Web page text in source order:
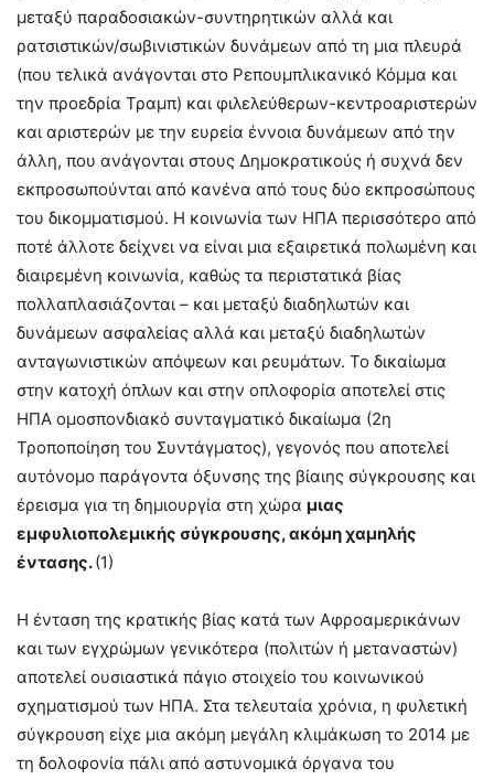
μεταξύ παραδοσιακών-συντηρητικών αλλά και
ρατσιστικών/σωβινιστικών δυνάμεων από τη μια πλευρά
(που τελικά ανάγονται στο Ρεπουμπλικανικό Κόμμα και
την προεδρία Τραμπ) και φιλελεύθερων-κεντροαριστερών
και αριστερών με την ευρεία έννοια δυνάμεων από την
άλλη, που ανάγονται στους Δημοκρατικούς ή συχνά δεν
εκπροσωπούνται από κανένα από τους δύο εκπροσώπους
του δικομματισμού. Η κοινωνία των ΗΠΑ περισσότερο από
ποτέ άλλοτε δείχνει να είναι μια εξαιρετικά πολωμένη και
διαιρεμένη κοινωνία, καθώς τα περιστατικά βίας
πολλαπλασιάζονται – και μεταξύ διαδηλωτών και
δυνάμεων ασφαλείας αλλά και μεταξύ διαδηλωτών
ανταγωνιστικών απόψεων και ρευμάτων. Το δικαίωμα
στην κατοχή όπλων και στην οπλοφορία αποτελεί στις
ΗΠΑ ομοσπονδιακό συνταγματικό δικαίωμα (2η
Τροποποίηση του Συντάγματος), γεγονός που αποτελεί
αυτόνομο παράγοντα όξυνσης της βίαιης σύγκρουσης και
έρεισμα για τη δημιουργία στη χώρα μιας
εμφυλιοπολεμικής σύγκρουσης, ακόμη χαμηλής
έντασης.(1)
Η ένταση της κρατικής βίας κατά των Αφροαμερικάνων
και των εγχρώμων γενικότερα (πολιτών ή μεταναστών)
αποτελεί ουσιαστικά πάγιο στοιχείο του κοινωνικού
σχηματισμού των ΗΠΑ. Στα τελευταία χρόνια, η φυλετική
σύγκρουση είχε μια ακόμη μεγάλη κλιμάκωση το 2014 με
τη δολοφονία πάλι από αστυνομικά όργανα του